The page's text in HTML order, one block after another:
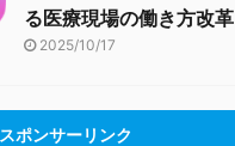
る医療現場の働き方改革
2025/10/17
スポンサーリンク